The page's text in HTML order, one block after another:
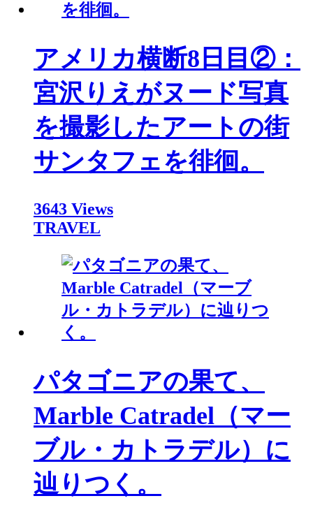
アメリカ横断8日目②：
宮沢りえがヌード写真
を撮影したアートの街
サンタフェを徘徊。
3643 Views
TRAVEL
パタゴニアの果て、
Marble Catradel（マー
ブル・カトラデル）に
辿りつく。